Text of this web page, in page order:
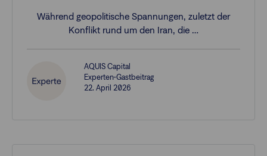
Während geopolitische Spannungen, zuletzt der
Konflikt rund um den Iran, die …
AQUIS Capital
Experten-Gastbeitrag
22. April 2026